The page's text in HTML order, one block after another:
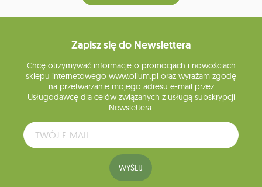
Zapisz się do Newslettera
Chcę otrzymywać informacje o promocjach i nowościach
sklepu internetowego www.olium.pl oraz wyrażam zgodę
na przetwarzanie mojego adresu e-mail przez
Usługodawcę dla celów związanych z usługą subskrypcji
Newslettera.
WYŚLIJ